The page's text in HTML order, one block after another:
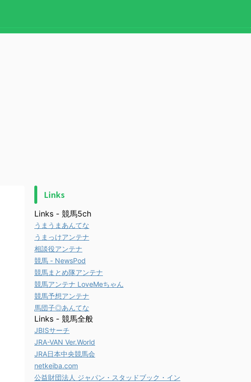
Links
Links - 競馬5ch
うまうまあんてな
うまっけアンテナ
相談役アンテナ
競馬 - NewsPod
競馬まとめ隊アンテナ
競馬アンテナ LoveMeちゃん
競馬予想アンテナ
馬団子◎あんてな
Links - 競馬全般
JBISサーチ
JRA-VAN Ver.World
JRA日本中央競馬会
netkeiba.com
公益財団法人 ジャパン・スタッドブック・イン